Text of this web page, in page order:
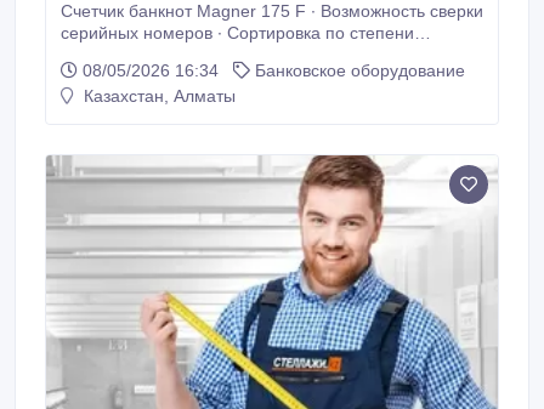
Счетчик банкнот Magner 175 F ∙ Возможность сверки
серийных номеров ∙ Сортировка по степени
достижения технологии в сфере банковской
техники. Счетчик банкнот Magner 175 F разработан
08/05/2026 16:34
Банковское оборудование
Казахстан, Алматы